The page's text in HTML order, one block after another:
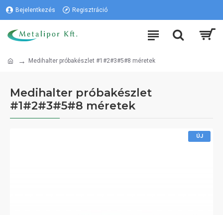
Bejelentkezés Regisztráció
Medihalter próbakészlet #1#2#3#5#8 méretek
Medihalter próbakészlet
#1#2#3#5#8 méretek
ÚJ